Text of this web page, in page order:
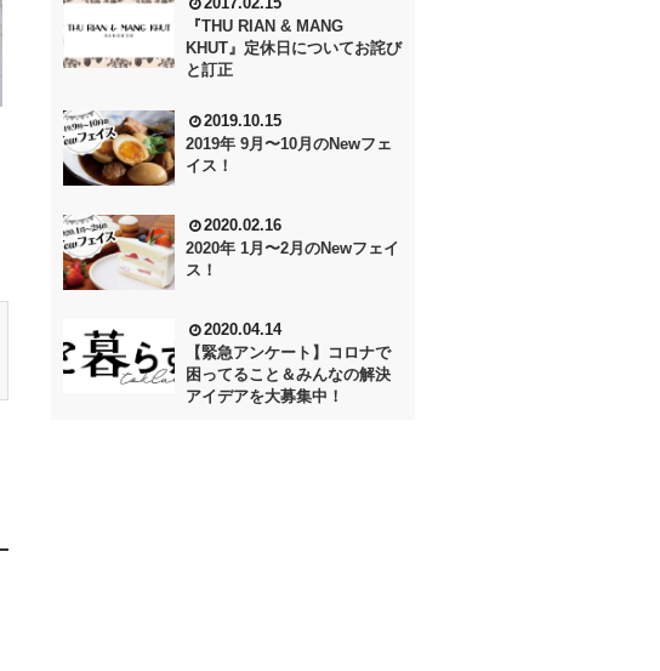
『THU RIAN & MANG
KHUT』定休日についてお詫び
と訂正
2019.10.15
2019年 9月〜10月のNewフェ
イス！
2020.02.16
2020年 1月〜2月のNewフェイ
ス！
2020.04.14
【緊急アンケート】コロナで
困ってること＆みんなの解決
アイデアを大募集中！